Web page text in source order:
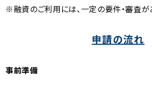
※融資のご利用には、一定の要件・審査が
申請の流れ
事前準備